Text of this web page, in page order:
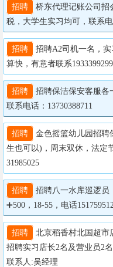
招聘
桥东代理记账公司招
税，大学生实习均可，联系电
招聘
招聘A2司机一名，
算快，有意者联系
招聘
招聘保洁保安客服各
联系电话：13730388711
招聘
金色摇篮幼儿园招聘
生也可以)，周末双休，法定
31985025
招聘
招聘八一水库巡逻员
➕500，18-55，电话
招聘
北京稻香村北国超市
招聘实习店长2名及营业员2名
联系人:吴经理